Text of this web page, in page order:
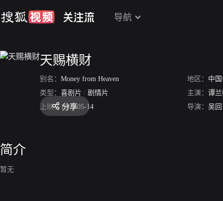
导航
天赐横财
别名： Money from Heaven 地区： 中
类型： 喜剧片 / 剧情片 主演： 谭
上映： 1969-05-14 导演： 吴回
分享
简介
暂无